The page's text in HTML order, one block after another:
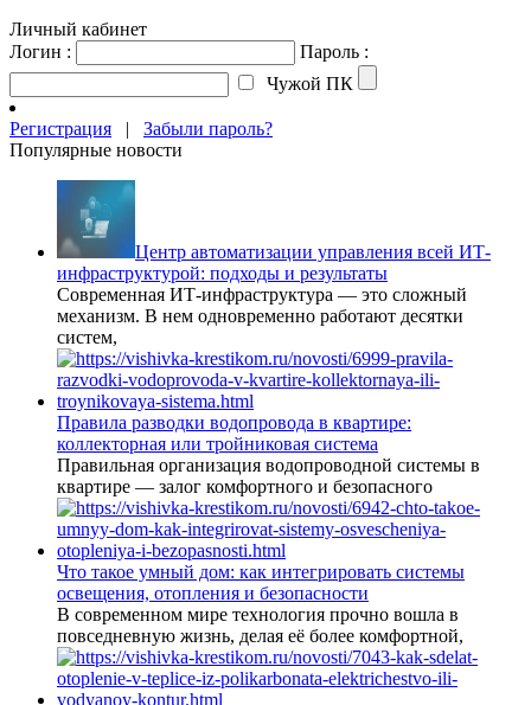
Личный кабинет
Логин :
Пароль :
Чужой ПК
Регистрация | Забыли пароль?
Популярные новости
Центр автоматизации управления всей ИТ-
инфраструктурой: подходы и результаты
Современная ИТ-инфраструктура — это сложный
механизм. В нем одновременно работают десятки
систем,
Правила разводки водопровода в квартире:
коллекторная или тройниковая система
Правильная организация водопроводной системы в
квартире — залог комфортного и безопасного
Что такое умный дом: как интегрировать системы
освещения, отопления и безопасности
В современном мире технология прочно вошла в
повседневную жизнь, делая её более комфортной,